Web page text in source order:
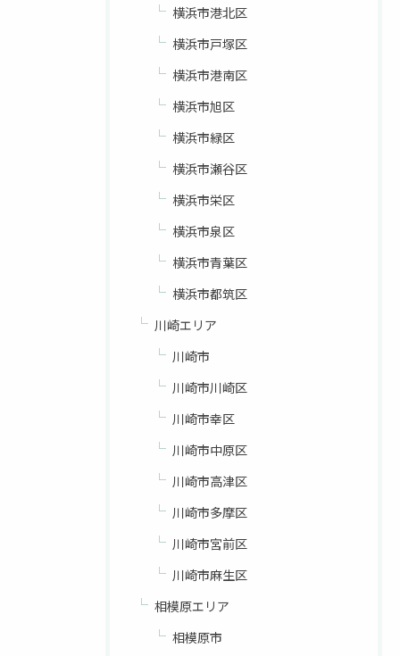
横浜市港北区
横浜市戸塚区
横浜市港南区
横浜市旭区
横浜市緑区
横浜市瀬谷区
横浜市栄区
横浜市泉区
横浜市青葉区
横浜市都筑区
川崎エリア
川崎市
川崎市川崎区
川崎市幸区
川崎市中原区
川崎市高津区
川崎市多摩区
川崎市宮前区
川崎市麻生区
相模原エリア
相模原市